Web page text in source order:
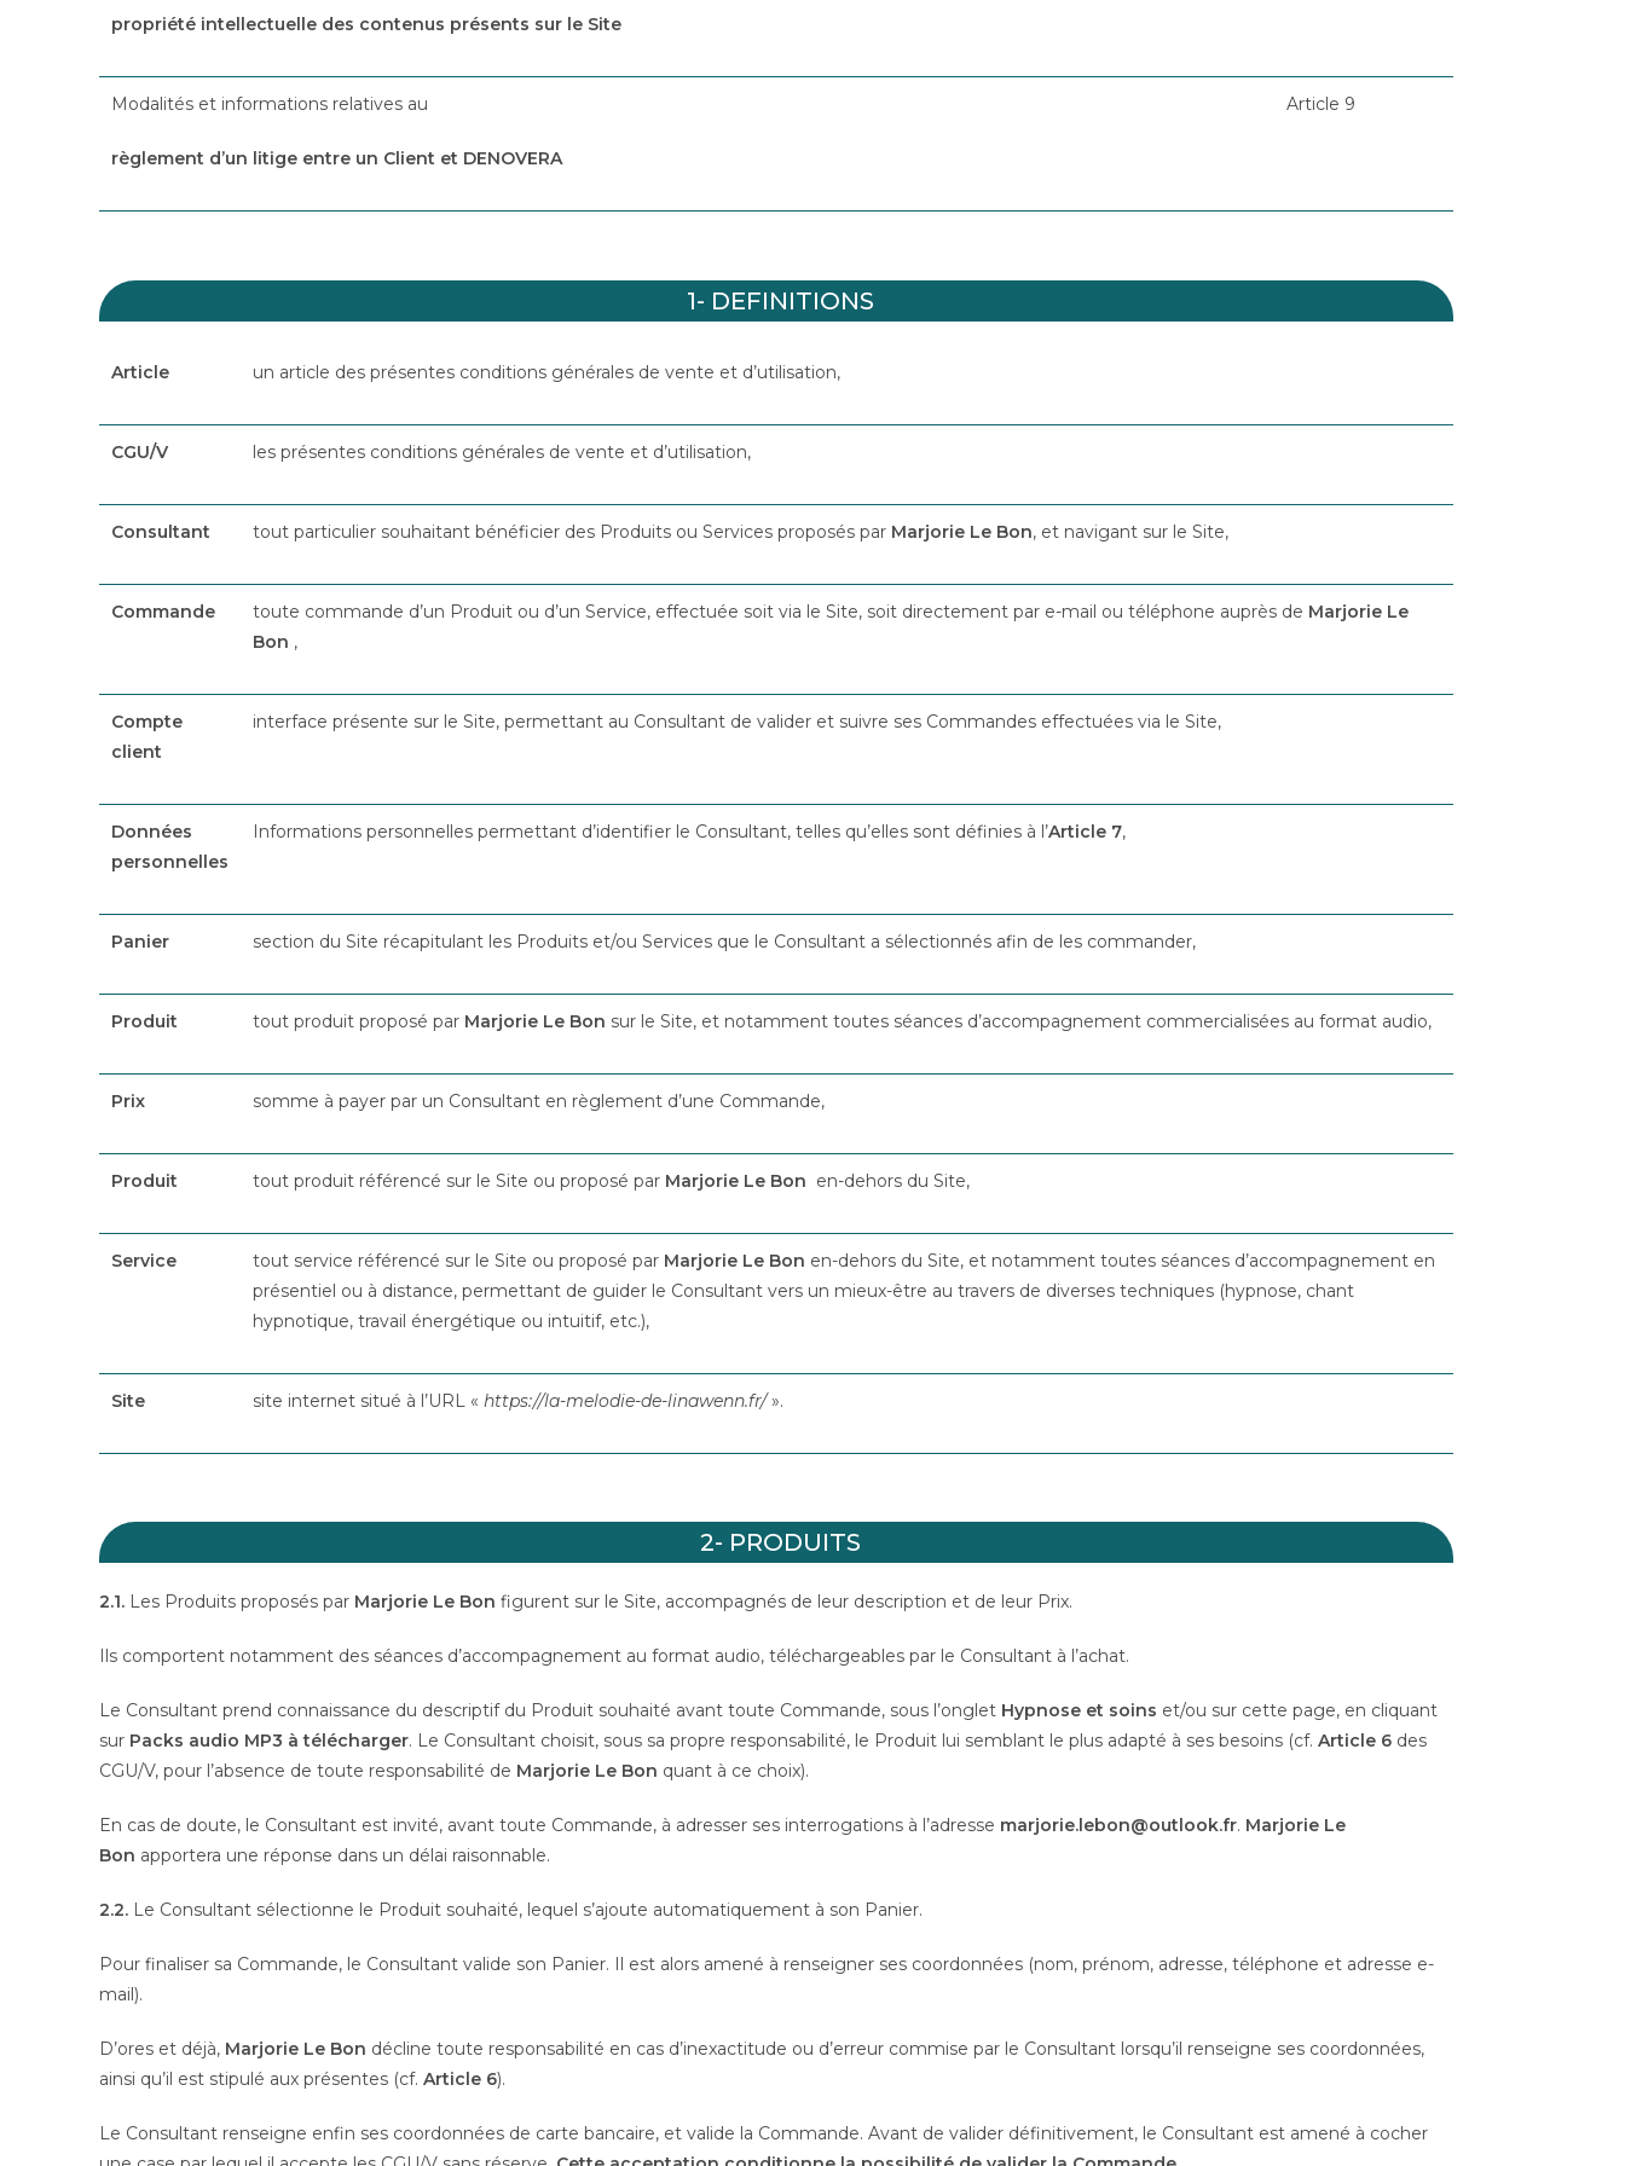
propriété intellectuelle des contenus présents sur le Site
Modalités et informations relatives au
règlement d’un litige entre un Client et DENOVERA
Article 9
1- DEFINITIONS
Article un article des présentes conditions générales de vente et d’utilisation,
CGU/V les présentes conditions générales de vente et d’utilisation,
Consultant tout particulier souhaitant bénéficier des Produits ou Services proposés par Marjorie Le Bon, et navigant sur le Site,
Commande toute commande d’un Produit ou d’un Service, effectuée soit via le Site, soit directement par e-mail ou téléphone auprès de Marjorie Le
Bon ,
Compte
client
interface présente sur le Site, permettant au Consultant de valider et suivre ses Commandes effectuées via le Site,
Données
personnelles
Informations personnelles permettant d’identifier le Consultant, telles qu’elles sont définies à l’Article 7,
Panier section du Site récapitulant les Produits et/ou Services que le Consultant a sélectionnés afin de les commander,
Produit tout produit proposé par Marjorie Le Bon sur le Site, et notamment toutes séances d’accompagnement commercialisées au format audio,
Prix somme à payer par un Consultant en règlement d’une Commande,
Produit tout produit référencé sur le Site ou proposé par Marjorie Le Bon en-dehors du Site,
Service tout service référencé sur le Site ou proposé par Marjorie Le Bon en-dehors du Site, et notamment toutes séances d’accompagnement en
présentiel ou à distance, permettant de guider le Consultant vers un mieux-être au travers de diverses techniques (hypnose, chant
hypnotique, travail énergétique ou intuitif, etc.),
Site site internet situé à l’URL « https://la-melodie-de-linawenn.fr/».
2- PRODUITS
2.1. Les Produits proposés par Marjorie Le Bon figurent sur le Site, accompagnés de leur description et de leur Prix.
Ils comportent notamment des séances d’accompagnement au format audio, téléchargeables par le Consultant à l’achat.
Le Consultant prend connaissance du descriptif du Produit souhaité avant toute Commande, sous l’onglet Hypnose et soins et/ou sur cette page, en cliquant
sur Packs audio MP3 à télécharger. Le Consultant choisit, sous sa propre responsabilité, le Produit lui semblant le plus adapté à ses besoins (cf. Article 6 des
CGU/V, pour l’absence de toute responsabilité de Marjorie Le Bon quant à ce choix).
En cas de doute, le Consultant est invité, avant toute Commande, à adresser ses interrogations à l’adresse marjorie.lebon@outlook.fr. Marjorie Le
Bon apportera une réponse dans un délai raisonnable.
2.2. Le Consultant sélectionne le Produit souhaité, lequel s’ajoute automatiquement à son Panier.
Pour finaliser sa Commande, le Consultant valide son Panier. Il est alors amené à renseigner ses coordonnées (nom, prénom, adresse, téléphone et adresse e-
mail).
D’ores et déjà, Marjorie Le Bon décline toute responsabilité en cas d’inexactitude ou d’erreur commise par le Consultant lorsqu’il renseigne ses coordonnées,
ainsi qu’il est stipulé aux présentes (cf. Article 6).
Le Consultant renseigne enfin ses coordonnées de carte bancaire, et valide la Commande. Avant de valider définitivement, le Consultant est amené à cocher